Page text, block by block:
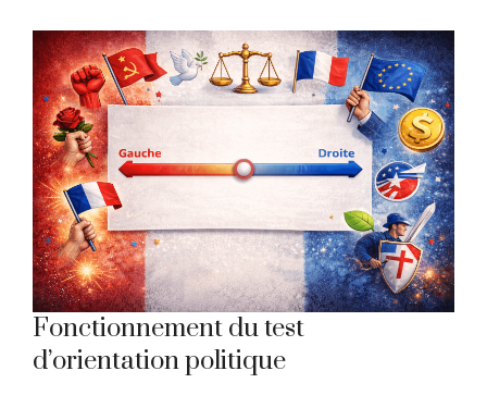
Fonctionnement du test
d’orientation politique